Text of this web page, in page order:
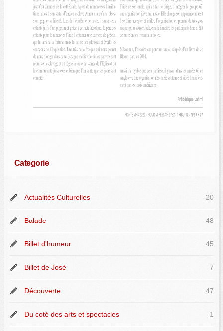
Categorie
Actualités Culturelles 20
Balade 48
Billet d'humeur 45
Billet de José 7
Découverte 47
Du coté des arts et spectacles 1